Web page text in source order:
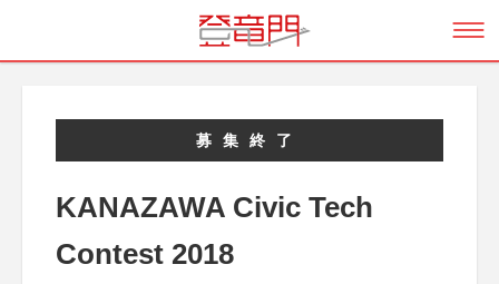
募集終了
KANAZAWA Civic Tech
Contest 2018